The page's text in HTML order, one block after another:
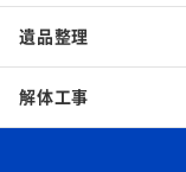
遺品整理
解体工事